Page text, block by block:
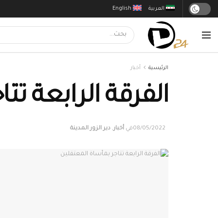
English العربية
الرئيسية أخبار
الفرقة الرابعة
08/05/2022في أخبار, دير الزور المدينة